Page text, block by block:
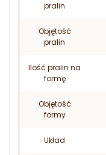
pralin
Objętość
pralin
Ilość pralin na
formę
Objętość
formy
Układ